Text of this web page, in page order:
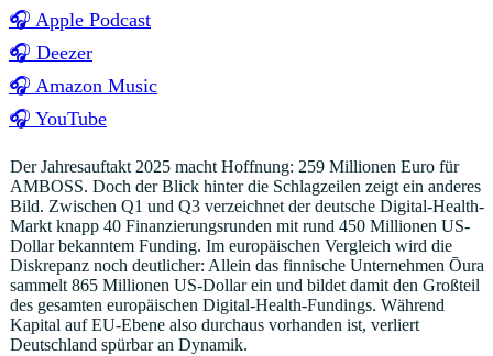
🎧 Apple Podcast
🎧 Deezer
🎧 Amazon Music
🎧 YouTube
Der Jahresauftakt 2025 macht Hoffnung: 259 Millionen Euro für
AMBOSS. Doch der Blick hinter die Schlagzeilen zeigt ein anderes
Bild. Zwischen Q1 und Q3 verzeichnet der deutsche Digital-Health-
Markt knapp 40 Finanzierungsrunden mit rund 450 Millionen US-
Dollar bekanntem Funding. Im europäischen Vergleich wird die
Diskrepanz noch deutlicher: Allein das finnische Unternehmen Ōura
sammelt 865 Millionen US-Dollar ein und bildet damit den Großteil
des gesamten europäischen Digital-Health-Fundings. Während
Kapital auf EU-Ebene also durchaus vorhanden ist, verliert
Deutschland spürbar an Dynamik.